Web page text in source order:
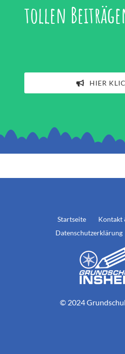
tollen
HIER
Startseite
Kontakt
Datenschutzerklärung
© 2024